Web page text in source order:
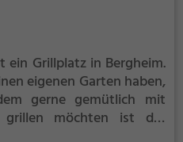
ein Grillplatz in Bergheim.
eigenen Garten haben,
gerne gemütlich mit
grillen möchten ist der